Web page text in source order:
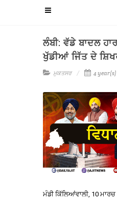
ਲੰਬੀ: ਵੱਡੇ ਬਾਦਲ
ਖੁੱਡੀਆਂ ਜਿੱਤ ਦੇ
ਮੁਕਤਸਰ 4
ਮੰਡੀ ਕਿੱਲਿਆਂਵਾਲੀ, 10